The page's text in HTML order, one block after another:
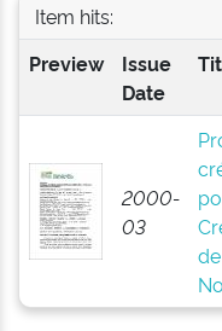
Item hits:
Preview
Issue
Date
2000-
03